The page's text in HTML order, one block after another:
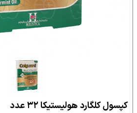
کپسول کلگارد هولیستیکا ۳۲ عدد